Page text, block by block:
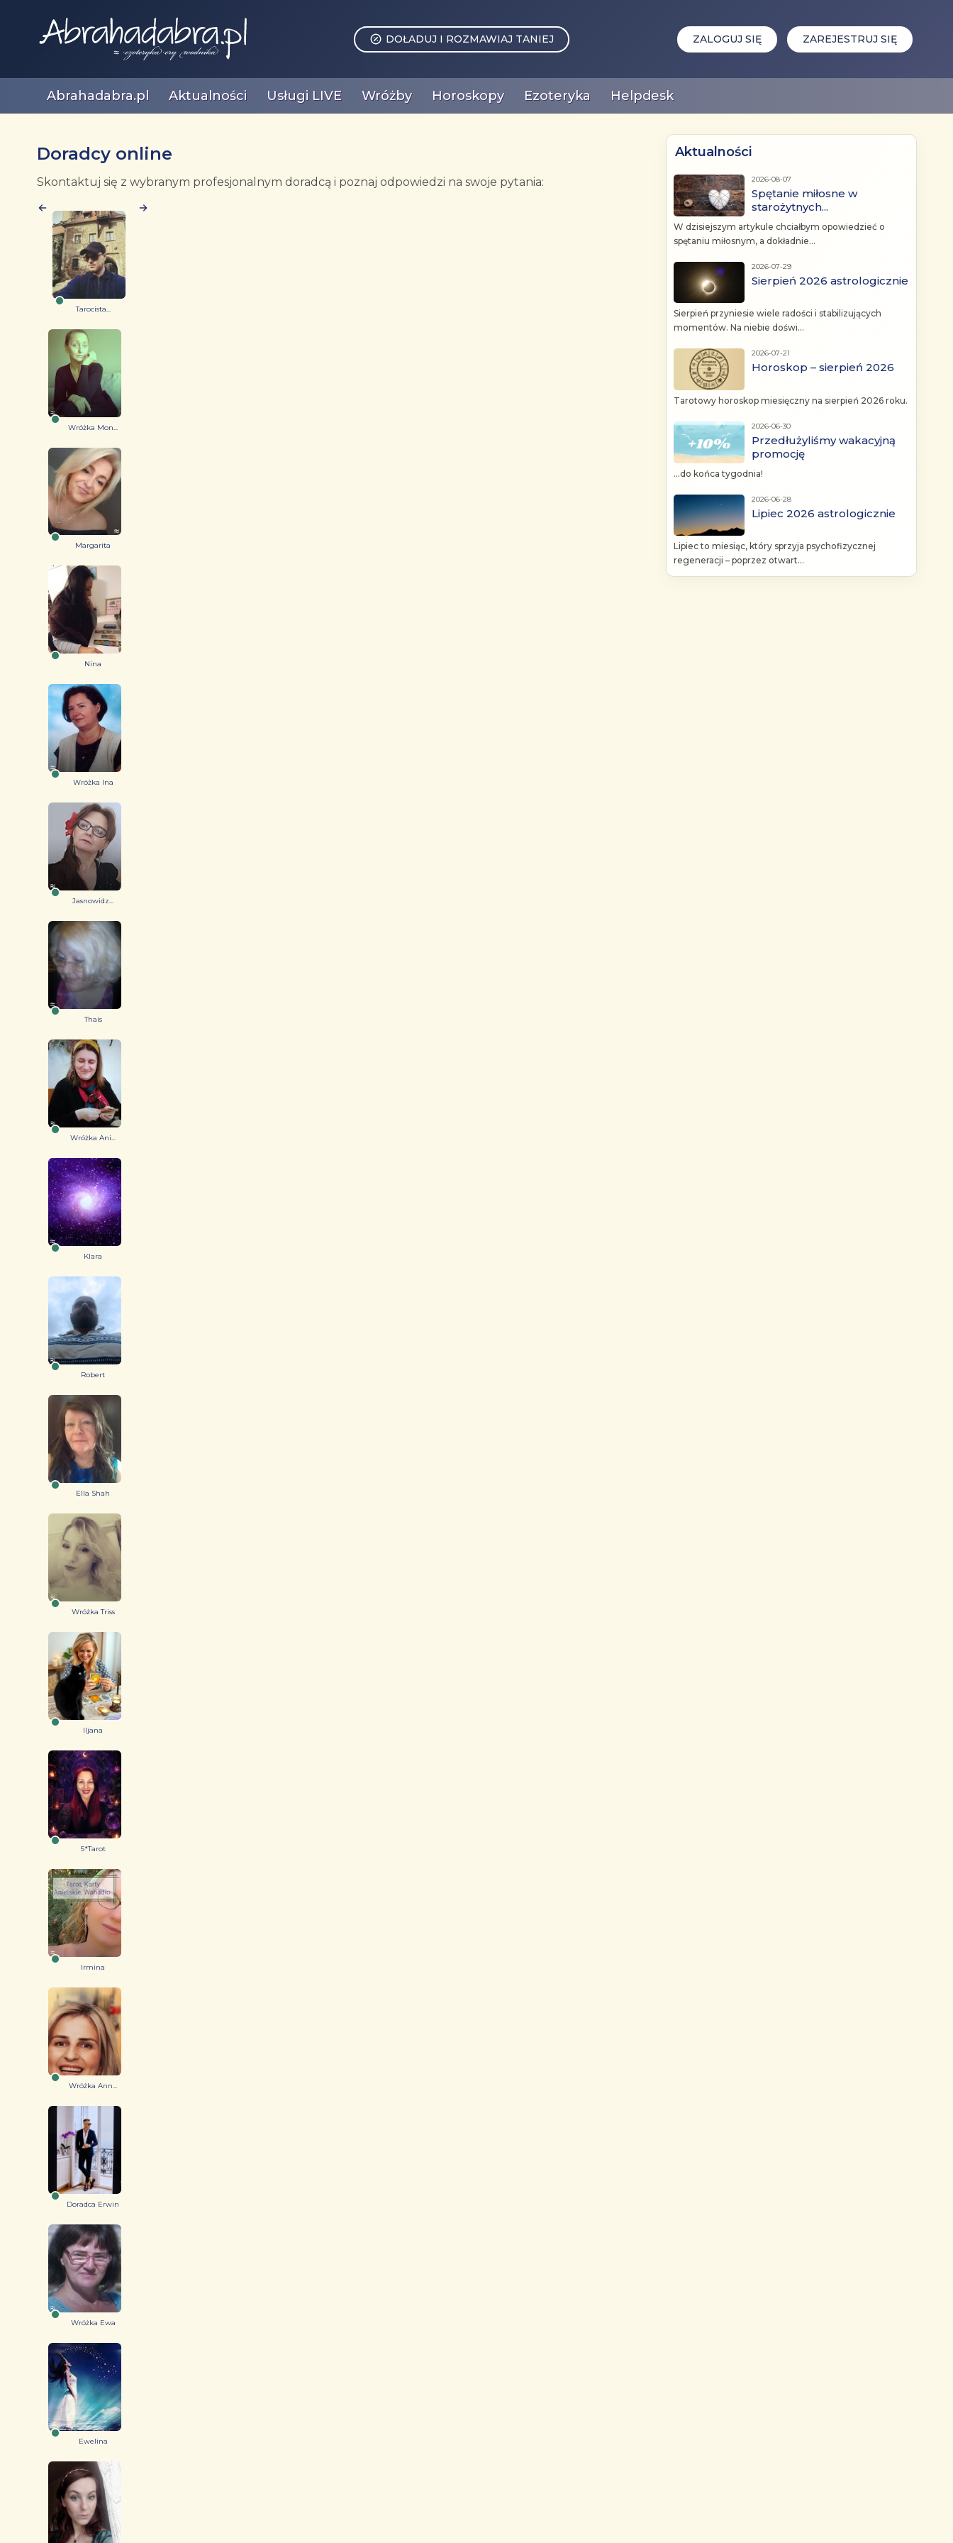
DOŁADUJ I ROZMAWIAJ TANIEJ ZALOGUJ SIĘ ZAREJESTRUJ SIĘ
Abrahadabra.pl Aktualności Usługi LIVE Wróżby Horoskopy Ezoteryka Helpdesk
Doradcy online
Skontaktuj się z wybranym profesjonalnym doradcą i poznaj odpowiedzi na swoje pytania:
Tarocista...
Wróżka Mon...
Margarita
Nina
Wróżka Ina
Jasnowidz...
Thais
Wróżka Ani...
Klara
Robert
Ella Shah
Wróżka Triss
Iljana
5*Tarot
Irmina
Wróżka Ann...
Doradca Erwin
Wróżka Ewa
Ewelina
Aktualności
2026-08-07
Spętanie miłosne w
starożytnych...
W dzisiejszym artykule chciałbym opowiedzieć o
spętaniu miłosnym, a dokładnie...
2026-07-29
Sierpień 2026 astrologicznie
Sierpień przyniesie wiele radości i stabilizujących
momentów. Na niebie doświ...
2026-07-21
Horoskop – sierpień 2026
Tarotowy horoskop miesięczny na sierpień 2026 roku.
2026-06-30
Przedłużyliśmy wakacyjną
promocję
...do końca tygodnia!
2026-06-28
Lipiec 2026 astrologicznie
Lipiec to miesiąc, który sprzyja psychofizycznej
regeneracji – poprzez otwart...